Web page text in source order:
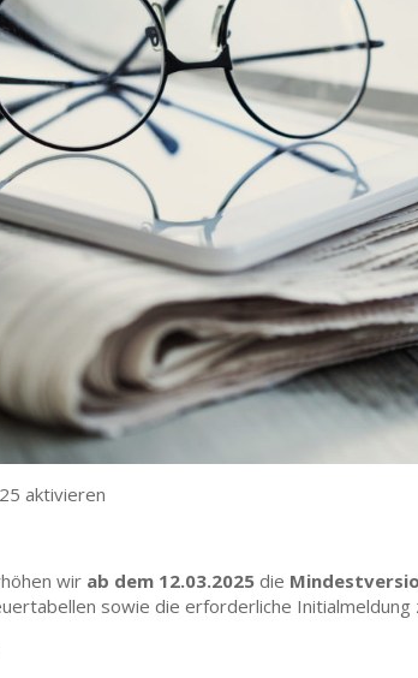
aktivieren
wir ab dem 12.03.2025 die
sowie die erforderliche